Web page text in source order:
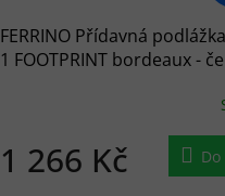
FERRINO Přídavná
1 FOOTPRINT bordeaux -
1 266 Kč